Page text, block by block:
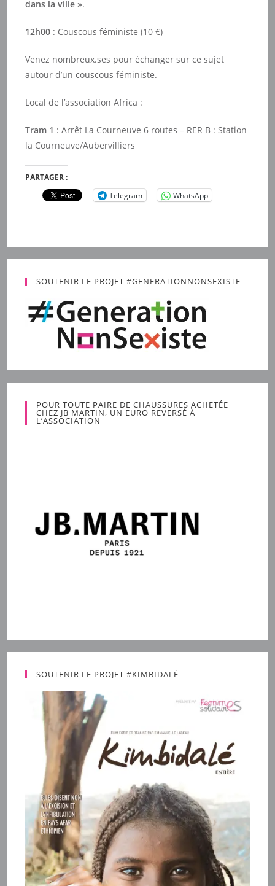
dans la ville ».
12h00 : Couscous féministe (10 €)
Venez nombreux.ses pour échanger sur ce sujet
autour d’un couscous féministe.
Local de l’association Africa :
Tram 1 : Arrêt La Courneuve 6 routes – RER B : Station
la Courneuve/Aubervilliers
PARTAGER :
Telegram
WhatsApp
SOUTENIR LE PROJET #GENERATIONNONSEXISTE
POUR TOUTE PAIRE DE CHAUSSURES ACHETÉE
CHEZ JB MARTIN, UN EURO REVERSÉ À
L’ASSOCIATION
SOUTENIR LE PROJET #KIMBIDALÉ